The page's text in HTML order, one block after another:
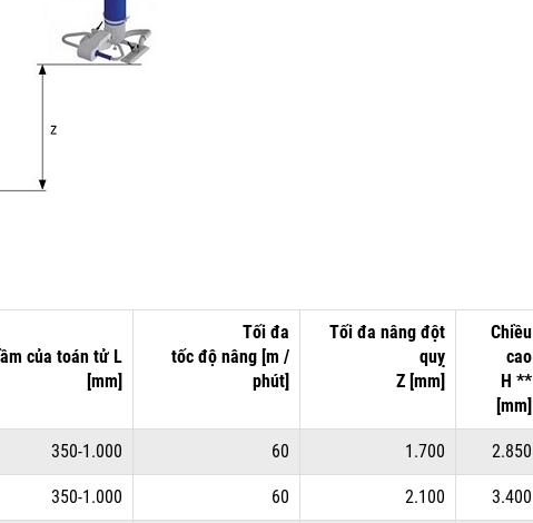
của toán tử L
[mm]
Tối đa
tốc độ nâng [m /
phút]
Tối đa nâng đột
quỵ
Z [mm]
Chiều
cao
H **
[mm]
350-1.000 60 1.700 2.850
350-1.000 60 2.100 3.400